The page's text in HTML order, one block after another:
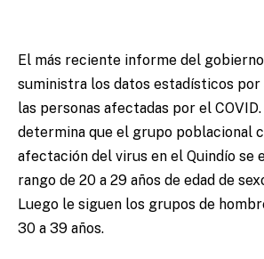
El más reciente informe del
suministra los datos estadísticos por
las personas afectadas por el
determina que el grupo poblacional
afectación del virus en el Quindío se
rango de 20 a 29 años de edad de
Luego le siguen los grupos de
30 a 39 años.